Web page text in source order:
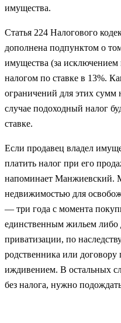
имущества.
Статья 224 Налогового
дополнена подпунктом о
имущества (за
налогом по ставке в 13%.
ограничений для этих сумм
случае подоходный налог
ставке.
Если продавец владел
платить налог при его
напоминает Манжиевский.
недвижимостью для
— три года с момента
единственным жильем либо
приватизации, по
родственника или
иждивением. В остальных
без налога, нужно